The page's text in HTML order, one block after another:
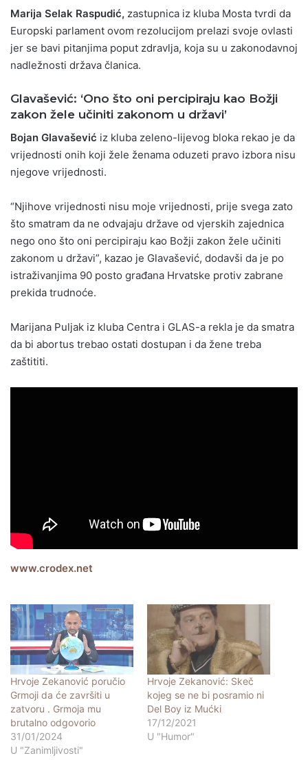
Marija Selak Raspudić, zastupnica iz kluba Mosta tvrdi da
Europski parlament ovom rezolucijom prelazi svoje ovlasti
jer se bavi pitanjima poput zdravlja, koja su u zakonodavnoj
nadležnosti država članica.
Glavašević: ‘Ono što oni percipiraju kao Božji
zakon žele učiniti zakonom u državi’
Bojan Glavašević iz kluba zeleno-lijevog bloka rekao je da
vrijednosti onih koji žele ženama oduzeti pravo izbora nisu
njegove vrijednosti.
“Njihove vrijednosti nisu moje vrijednosti, prije svega zato
što smatram da ne odvajaju države od vjerskih zajednica
nego ono što oni percipiraju kao Božji zakon žele učiniti
zakonom u državi”, kazao je Glavašević, dodavši da je po
istraživanjima 90 posto građana Hrvatske protiv zabrane
prekida trudnoće.
Marijana Puljak iz kluba Centra i GLAS-a rekla je da smatra
da bi abortus trebao ostati dostupan i da žene treba
zaštititi.
www.crodex.net
Hrvoje Zekanović poručio
Grmoji da će završiti u
zatvoru . Grmoja mu
brutalno odgovorio
31/01/2024
U "Zanimljivosti"
Hrvoje Zekanović: Skeč
kojeg se ne bi posramio ni
Del Boy iz Mućki
17/12/2021
U "Humor"